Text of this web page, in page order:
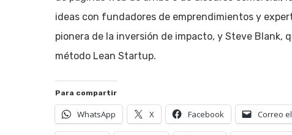
ideas con fundadores de emprendimientos y
pionera de la inversión de impacto, y Steve
método Lean Startup.
Para compartir
WhatsApp X Facebook Correo